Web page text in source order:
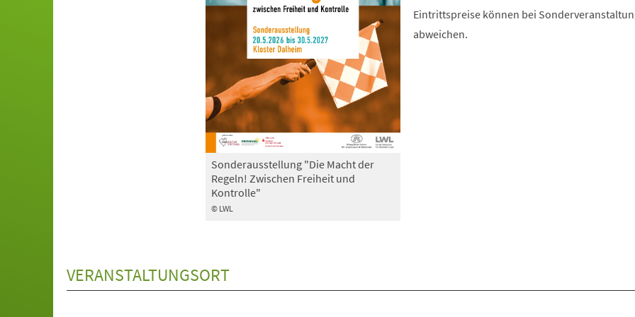
© LWL
Sonderausstellung "Die Macht der
Regeln! Zwischen Freiheit und
Kontrolle"
Eintrittspreise können bei
abweichen.
VERANSTALTUNGSORT